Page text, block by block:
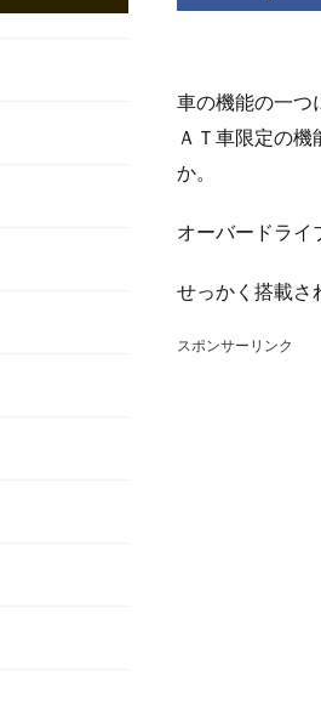
車の機能の一つ
ＡＴ車限定の
か。
オーバードライ
せっかく搭載さ
スポンサーリンク